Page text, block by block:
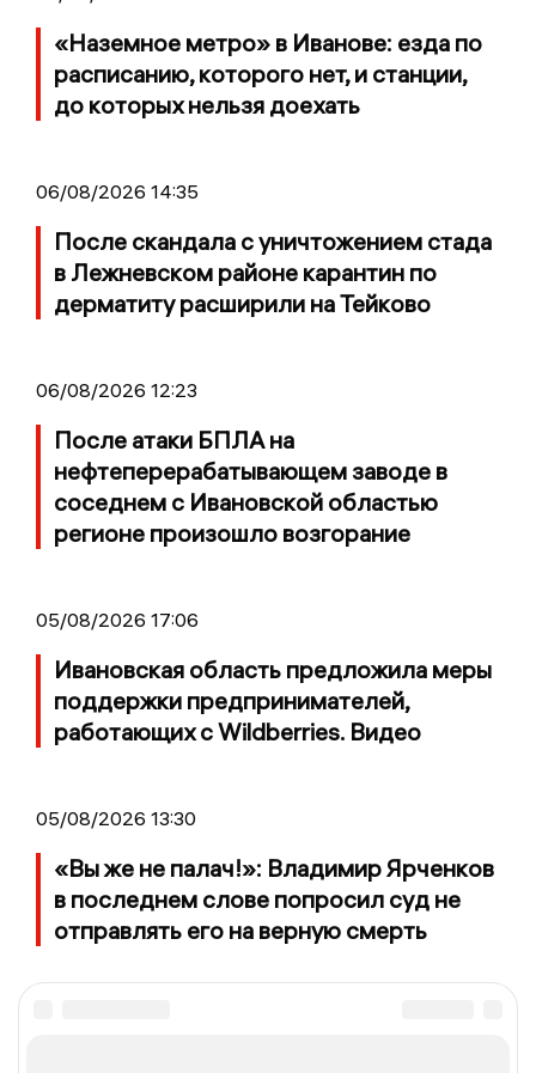
«Наземное метро» в Иванове: езда по
расписанию, которого нет, и станции,
до которых нельзя доехать
06/08/2026 14:35
После скандала с уничтожением стада
в Лежневском районе карантин по
дерматиту расширили на Тейково
06/08/2026 12:23
После атаки БПЛА на
нефтеперерабатывающем заводе в
соседнем с Ивановской областью
регионе произошло возгорание
05/08/2026 17:06
Ивановская область предложила меры
поддержки предпринимателей,
работающих с Wildberries. Видео
05/08/2026 13:30
«Вы же не палач!»: Владимир Ярченков
в последнем слове попросил суд не
отправлять его на верную смерть